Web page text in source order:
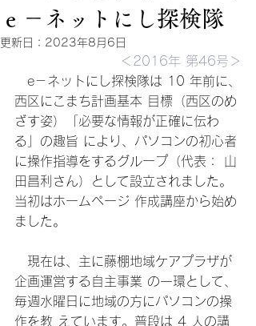
ｅ－ネットにし探検隊
更新日： 2023年8月6日
＜2016年 第46号＞
e－ネットにし探検隊は 10 年前に、
西区にこまち計画基本 目標（西区のめ
ざす姿）「必要な情報が正確に伝わ
る」の趣旨 により、パソコンの初心者
に操作指導をするグループ（代表： 山
田昌利さん）として設立されました。
当初はホームページ 作成講座から始め
ました。
現在は、主に藤棚地域ケアプラザが
企画運営する自主事業 の一環として、
毎週水曜日に地域の方にパソコンの操
作を教 えています。普段は 4 人の講